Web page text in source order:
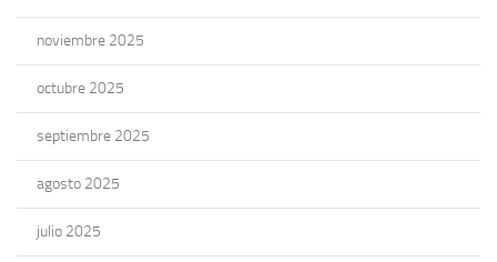
noviembre 2025
octubre 2025
septiembre 2025
agosto 2025
julio 2025